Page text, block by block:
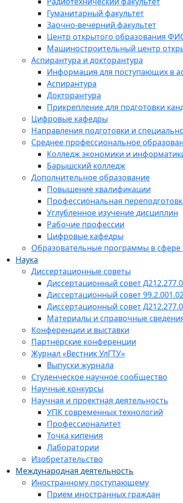
Гуманитарный факультет
Заочно-вечерний факультет
Центр открытого образования
Машиностроительный центр
Аспирантура и докторантура
Информация для поступающих в
Аспирантура
Докторантура
Прикрепление для подготовки
Цифровые кафедры
Направления подготовки и
Среднее профессиональное
Колледж экономики и
Барышский колледж
Дополнительное образование
Повышение квалификации
Профессиональная
Углубленное изучение дисциплин
Рабочие профессии
Цифровые кафедры
Образовательные программы в сфере
Наука
Диссертационные советы
Диссертационный совет
Диссертационный совет
Диссертационный совет
Материалы и справочные
Конференции и выставки
Партнёрские конференции
Журнал «Вестник УлГТУ»
Выпуски журнала
Студенческое научное сообщество
Научные конкурсы
Научная и проектная деятельность
УПК современных технологий
Профессионалитет
Точка кипения
Лаборатории
Изобретательство
Международная деятельность
Иностранному поступающему
Прием иностранных граждан